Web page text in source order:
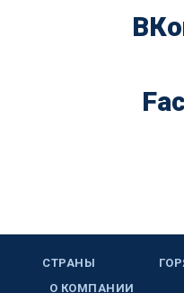
СТРАНЫ
О КОМПАНИИ